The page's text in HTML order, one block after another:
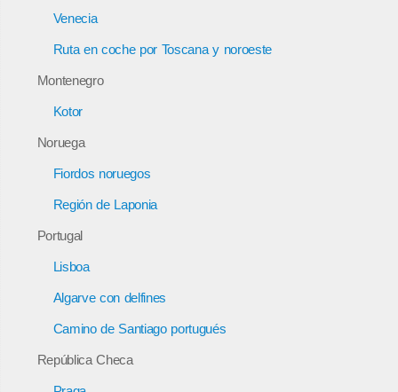
Venecia
Ruta en coche por Toscana y noroeste
Montenegro
Kotor
Noruega
Fiordos noruegos
Región de Laponia
Portugal
Lisboa
Algarve con delfines
Camino de Santiago portugués
República Checa